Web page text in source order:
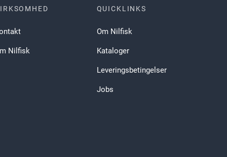
Nilfisk
QUICKLINKS
Om Nilfisk
Kataloger
Leveringsbetingelser
Jobs